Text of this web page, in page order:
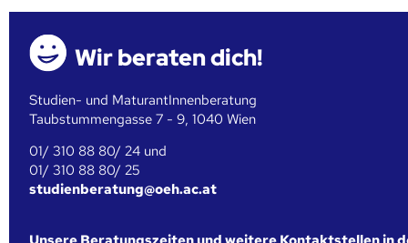
Wir beraten dich!
Studien- und MaturantInnenberatung
Taubstummengasse 7 - 9, 1040 Wien
01/ 310 88 80/ 24 und
01/ 310 88 80/ 25
studienberatung@oeh.ac.at